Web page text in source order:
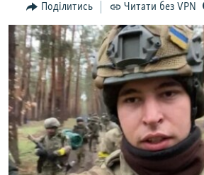
пошукуІНТЕРВ'Ю
ВСЕ ЗА ДЕНЬ
СПЕЦПРОЕКТИ
ДЕПОРТАЦІЯ
ВІДЕОУРОКИ «ELIFBE»
СВІДЧЕННЯ ОКУПАЦІЇ
УКРАЇНСЬКА ПРОБЛЕМА КРИМУ
ЯК ОБІЙТИ БЛОКУВАННЯ
Русский
Qırımtatar
Поділитись Читати без VPN